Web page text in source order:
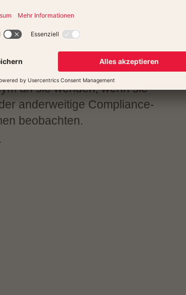
untersucht
der Hinweisgeber*innen
VON RUEDEN wurden
Mitarbeiter*innen und
an sie wenden, wenn sie
anderweitige Compliance-
beobachten.